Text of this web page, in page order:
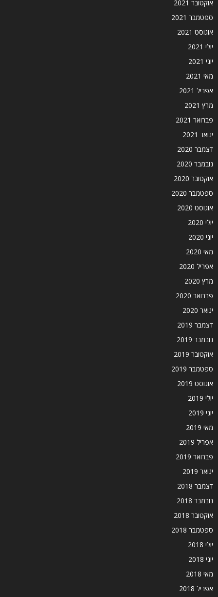
אוקטובר 2021
ספטמבר 2021
אוגוסט 2021
יולי 2021
יוני 2021
מאי 2021
אפריל 2021
מרץ 2021
פברואר 2021
ינואר 2021
דצמבר 2020
נובמבר 2020
אוקטובר 2020
ספטמבר 2020
אוגוסט 2020
יולי 2020
יוני 2020
מאי 2020
אפריל 2020
מרץ 2020
פברואר 2020
ינואר 2020
דצמבר 2019
נובמבר 2019
אוקטובר 2019
ספטמבר 2019
אוגוסט 2019
יולי 2019
יוני 2019
מאי 2019
אפריל 2019
פברואר 2019
ינואר 2019
דצמבר 2018
נובמבר 2018
אוקטובר 2018
ספטמבר 2018
יולי 2018
יוני 2018
מאי 2018
אפריל 2018